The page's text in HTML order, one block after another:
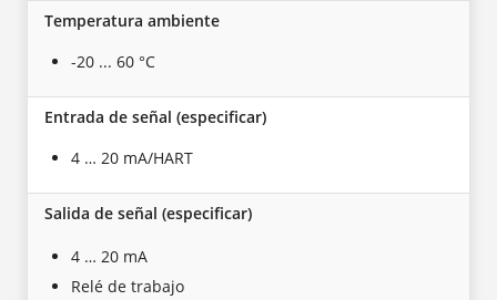
Temperatura ambiente
-20 ... 60 °C
Entrada de señal (especificar)
4 … 20 mA/HART
Salida de señal (especificar)
4 … 20 mA
Relé de trabajo